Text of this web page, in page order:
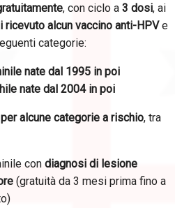
, con ciclo a 3 dosi, ai
ricevuto alcun vaccino anti-HPVe
categorie:
nate dal 1995 in poi
nate dal 2004 in poi
alcune categorie a rischio, tra
con diagnosi di lesione
(gratuità da 3 mesi prima fino a